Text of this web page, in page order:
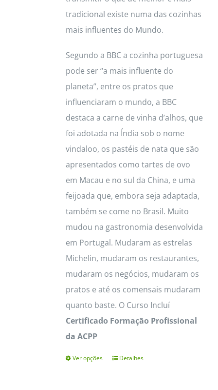
tradicional existe numa das cozinhas
mais influentes do Mundo.
Segundo a BBC a cozinha portuguesa
pode ser “a mais influente do
planeta”, entre os pratos que
influenciaram o mundo, a BBC
destaca a carne de vinha d’alhos, que
foi adotada na Índia sob o nome
vindaloo, os pastéis de nata que são
apresentados como tartes de ovo
em Macau e no sul da China, e uma
feijoada que, embora seja adaptada,
também se come no Brasil. Muito
mudou na gastronomia desenvolvida
em Portugal. Mudaram as estrelas
Michelin, mudaram os restaurantes,
mudaram os negócios, mudaram os
pratos e até os comensais mudaram
quanto baste. O Curso Incluí
Certificado Formação Profissional
da ACPP
Ver opções
ThisDetalhes